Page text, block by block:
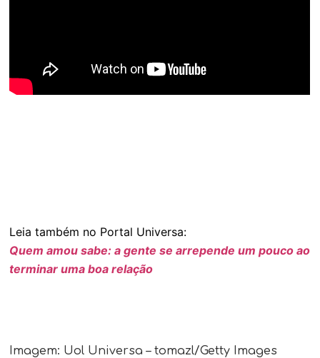
Leia também no Portal Universa:
Quem amou sabe: a gente se arrepende um pouco ao
terminar uma boa relação
Imagem: Uol Universa – tomazl/Getty Images